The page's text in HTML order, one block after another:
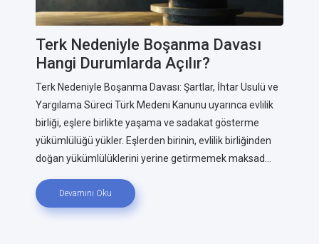
Terk Nedeniyle Boşanma Davası
Hangi Durumlarda Açılır?
Terk Nedeniyle Boşanma Davası: Şartlar, İhtar Usulü ve
Yargılama Süreci Türk Medeni Kanunu uyarınca evlilik
birliği, eşlere birlikte yaşama ve sadakat gösterme
yükümlülüğü yükler. Eşlerden birinin, evlilik birliğinden
doğan yükümlülüklerini yerine getirmemek maksad...
Devamını Oku